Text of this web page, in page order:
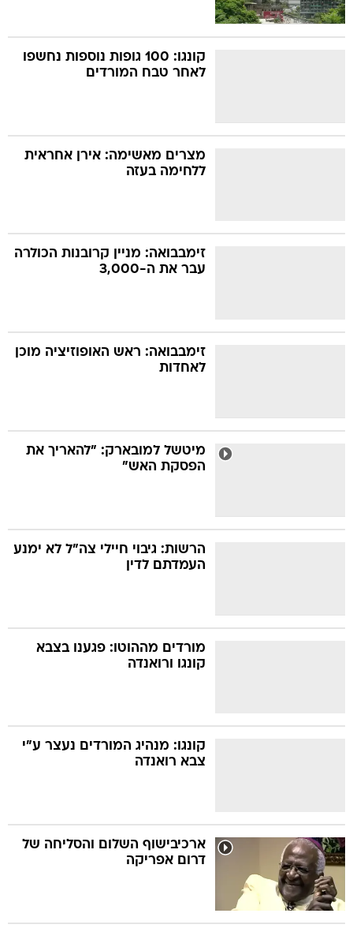
קונגו: 100 גופות נוספות נחשפו
לאחר טבח המורדים
מצרים מאשימה: אירן אחראית
ללחימה בעזה
זימבבואה: מניין קרובנות הכולרה
עבר את ה-3,000
זימבבואה: ראש האופוזיציה מוכן
לאחדות
מיטשל למובארק: "להאריך את
הפסקת האש"
הרשות: גיבוי חיילי צה"ל לא ימנע
העמדתם לדין
מורדים מההוטו: פגענו בצבא
קונגו ורואנדה
קונגו: מנהיג המורדים נעצר ע"י
צבא רואנדה
ארכיבישוף השלום והסליחה של
דרום אפריקה